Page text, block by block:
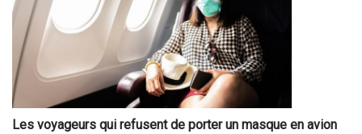
Les voyageurs qui refusent de porter un masque en avion